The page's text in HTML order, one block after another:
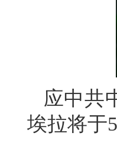
应中共
埃拉将于